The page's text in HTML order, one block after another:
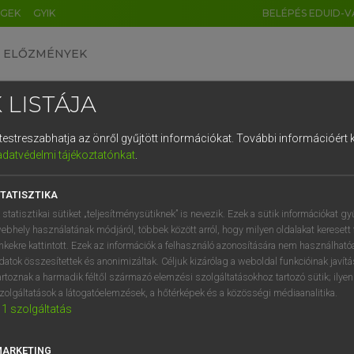
GYIK BELÉPÉS EDUID-
ELŐZMÉNYEK
szótár
VAN ELŐFIZETÉSED?
megtekintéséhez.
LISTÁJA
az önről gyűjtött információkat. További információért
tájékoztatónkat.
statisztikai sütiket „teljesítménysütiknek” is nevezik. Ezek a sütik információkat
használatának módjáról, többek között arról, hogy milyen oldalakat keresett
kattintott. Ezek az információk a felhasználó azonosítására nem
összesítettek és anonimizáltak. Céljuk kizárólag a weboldal funkcióinak
a harmadik féltől származó elemzési szolgáltatásokhoz tartozó sütik;
a látogatóelemzések, a hőtérképek és a közösségi médiaanalitika.
1 szolgáltatás
DE CN FR ES IT NL
1 2 3 4 5 6 7 8 9
q w e r t z u i
a s d f g h j k l é
í y x c v b n m , .